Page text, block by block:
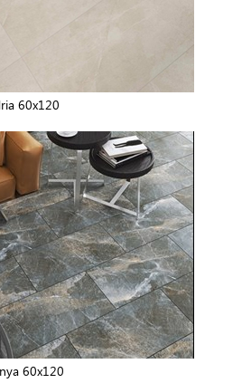
60x120
60x120